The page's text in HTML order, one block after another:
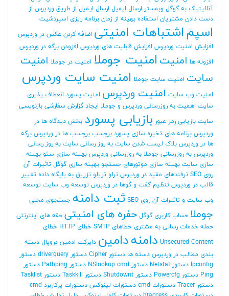
آنالیتیک به گوگل وبمستر ارسال ایمیل ارسال ایمیل از طریق وردپرس از
دست دادن مشتریان استفاده بهینه از زمان برنامه ریزی اسپردشیت
اسپم اشتباهات امنیتی اضافه کردن عکس در وردپرس
افزایش امنیت وردپرس افزایش قابلیت های وردپرس افزودن برگه در وردپرس
افزونه ها امنیت امنیت جوملا امنیت در جوملا امنیت
سایت امنیت سایت جوملا امنیت سایت وردپرس
امنیت وب سایت امنیت وردپرس امنیت پسورد انعطاف پذیری
سایت اهمیت به روزرسانی وردپرس و جوملا ایجاد گزارش سفارشی بازنویسی
سایت بازیابی رمز عبور بازیابی پسورد بخش دیدگاه ها در
وردپرس برنامه های ذخیره سازی پسورد برچسب برچسب ها در وردپرس برگه
ها در وردپرس بلاک لیست شدن سایت به روز رسانی سایت به روز رسانی
وردپرس به روزرسانی جوملا به روزرسانی وردپرس بهینه سازی سئو بهینه
سازی سایت بهینه سازی موتورهای جستجو بهینه سازی گوگل تاثیرات آن
روی SEO
ترفندهای مفید در وردپرس ترلو تریلو تزریق به پایگاه داده تغییر
قالب در وردپرس تنظیم گفت و گوها در وردپرس توسعه وب سایت توسعه
وب سایت و تاثیرات آن روی SEO
ثبت دامنه جستجوی محلی
جوملا حساب کاربری گوگل حفره های امنیتی حقه های اینترنتی
حمله خدمات رسانی به مشتری خطاهای SMTP خطای HTTP
خطای
Unsecured Content دامنهدامین دایرکت ادمین دروپال دسته
بندی مطالب در وردپرس دسته ها دستور Cipher دستور driverquery
دستور
Ipconfig دستور Netstat دستور NSlookup cmd دستور Pathping
دستور
Ping دستور Powercfg دستور Shutdownt دستور Taskkill
دستور Tasklist
دستور Tracer
دستورات cmd دستورات لینوکس دستورات پرکاربرد cmd